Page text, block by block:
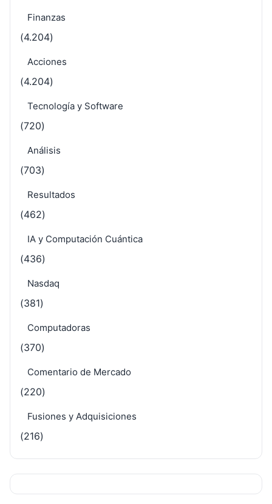
Finanzas
(4.204)
Acciones
(4.204)
Tecnología y Software
(720)
Análisis
(703)
Resultados
(462)
IA y Computación Cuántica
(436)
Nasdaq
(381)
Computadoras
(370)
Comentario de Mercado
(220)
Fusiones y Adquisiciones
(216)